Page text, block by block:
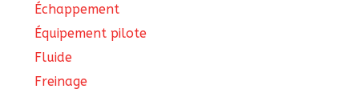
Échappement
Équipement pilote
Fluide
Freinage